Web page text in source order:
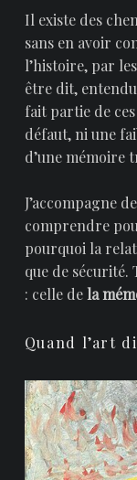
Il existe des
sans en avoir
l’histoire, par
être dit,
fait partie de
défaut, ni une
d’une mémoire
J’accompagne
comprendre
pourquoi la
que de sécurité.
: celle dela
Quand l’art